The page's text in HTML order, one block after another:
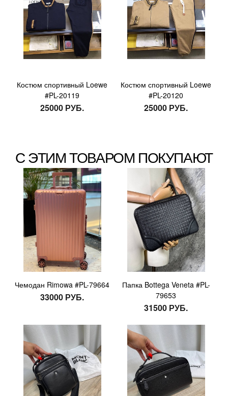
Костюм спортивный Loewe
#PL-20119
25000 РУБ.
Костюм спортивный Loewe
#PL-20120
25000 РУБ.
С ЭТИМ ТОВАРОМ ПОКУПАЮТ
Чемодан Rimowa #PL-79664
33000 РУБ.
Папка Bottega Veneta #PL-
79653
31500 РУБ.